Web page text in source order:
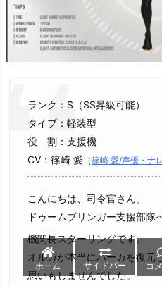
ランク：S（SS昇級可能）
タイプ：軽装型
役 割：支援機
CV：篠崎 愛 （篠崎 愛/声優・ナ
こんにちは、司令官さん。
ドゥームブリンガー支援部隊
機関長スターリングです。
オルカが本当にハーカを復元
思いもしませんでした。
ホーム サイドバー コ